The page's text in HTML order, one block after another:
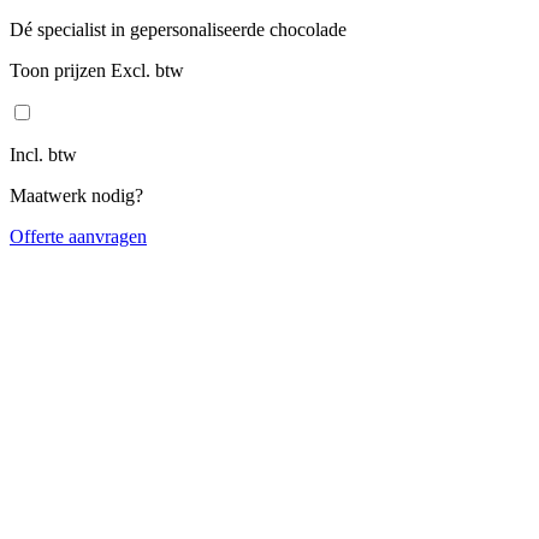
Dé specialist in gepersonaliseerde chocolade
Toon prijzen Excl. btw
Incl. btw
Maatwerk nodig?
Offerte aanvragen